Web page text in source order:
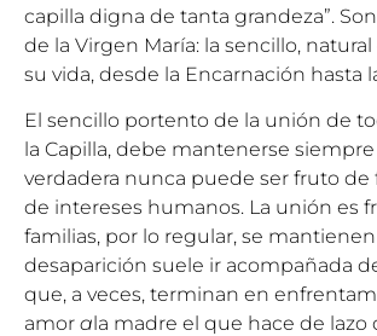
capilla digna de tanta grandeza”.
de la Virgen María: la sencillo,
su vida, desde la Encarnación hasta
El sencillo portento de la unión de
la Capilla, debe mantenerse
verdadera nunca puede ser fruto de
de intereses humanos. La unión es
familias, por lo regular, se
desaparición suele ir acompañada
que, a veces, terminan en
amor ala madre el que hace de